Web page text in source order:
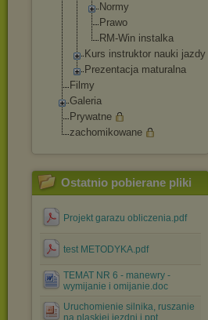
Normy
Prawo
RM-Win instalka
Kurs instruktor nauki jazdy
Prezentacja maturalna
Filmy
Galeria
Prywatne
zachomikowane
Ostatnio pobierane pliki
Projekt garazu obliczenia.pdf
test METODYKA.pdf
TEMAT NR 6 - manewry -
wymijanie i omijanie.doc
Uruchomienie silnika, ruszanie
na plaskiej jezdni i.ppt